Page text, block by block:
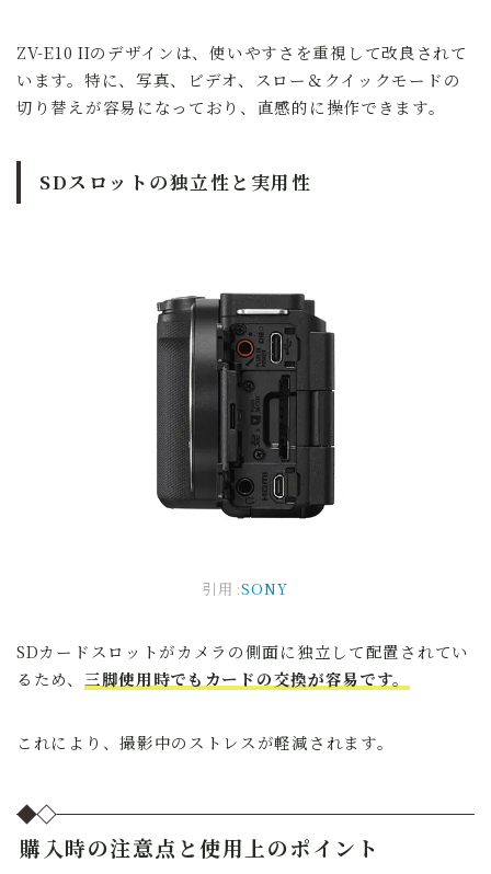
ZV-E10 IIのデザインは、使いやすさを重視して改良されて
います。特に、写真、ビデオ、スロー＆クイックモードの
切り替えが容易になっており、直感的に操作できます。
SDスロットの独立性と実用性
引用:SONY
SDカードスロットがカメラの側面に独立して配置されてい
るため、 三脚使用時でもカードの交換が容易です。
これにより、撮影中のストレスが軽減されます。
購入時の注意点と使用上のポイント